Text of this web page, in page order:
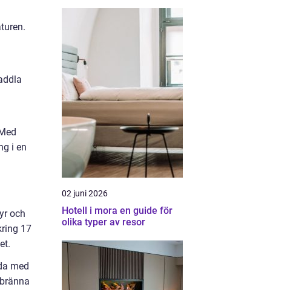
i en
och
17
med
02 juni 2026
Hotell i mora en guide för
olika typer av resor